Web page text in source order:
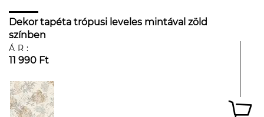
Dekor tapéta trópusi leveles mintával zöld
színben
ÁR:
11 990 Ft